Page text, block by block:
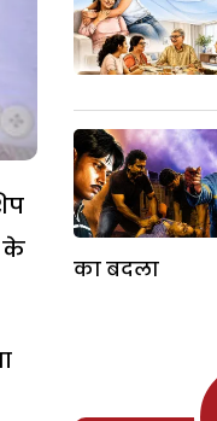
के
का बदला